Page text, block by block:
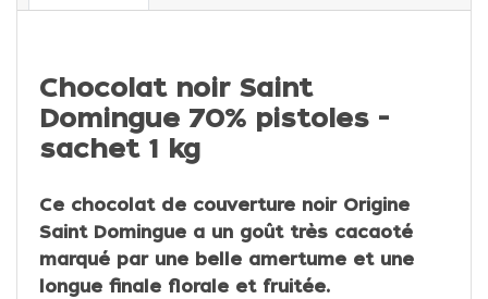
Chocolat noir Saint
Domingue 70% pistoles -
sachet 1 kg
Ce chocolat de couverture noir Origine
Saint Domingue a un goût très cacaoté
marqué par une belle amertume et une
longue finale florale et fruitée.